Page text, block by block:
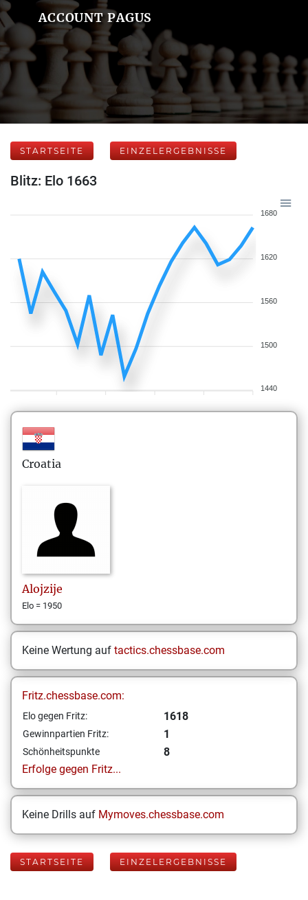
ACCOUNT PAGUS
STARTSEITE EINZELERGEBNISSE
Blitz: Elo 1663
1680
1620
1560
1500
1440
Croatia
Alojzije
Elo = 1950
Keine Wertung auf tactics.chessbase.com
Fritz.chessbase.com:
Elo gegen Fritz: 1618
Gewinnpartien Fritz: 1
Schönheitspunkte
8
Erfolge gegen Fritz...
Keine Drills auf Mymoves.chessbase.com
STARTSEITE EINZELERGEBNISSE